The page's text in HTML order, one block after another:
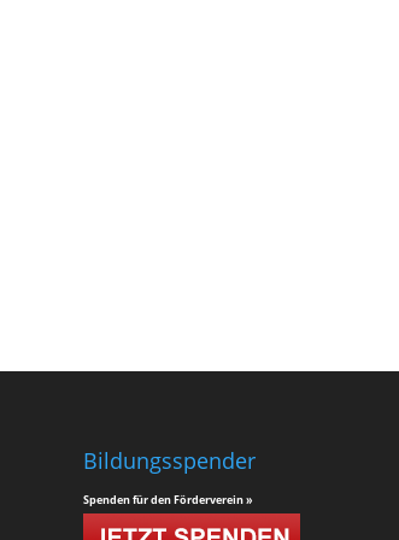
Bildungsspender
Spenden für den Förderverein »